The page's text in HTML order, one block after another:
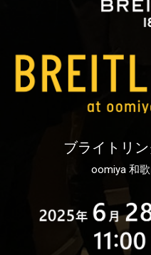
ブライトリ
oomiya 和